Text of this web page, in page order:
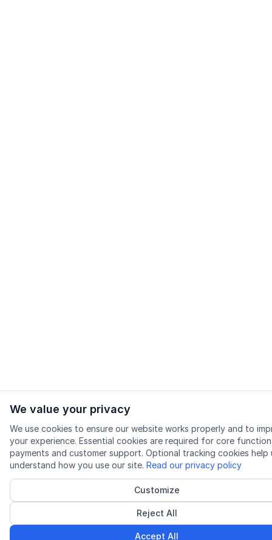
We value your privacy
We use cookies to ensure our website works properly and to
your experience. Essential cookies are required for core
payments and customer support. Optional tracking cookies help
understand how you use our site. Read our privacy policy
Customize
Reject All
Accept All